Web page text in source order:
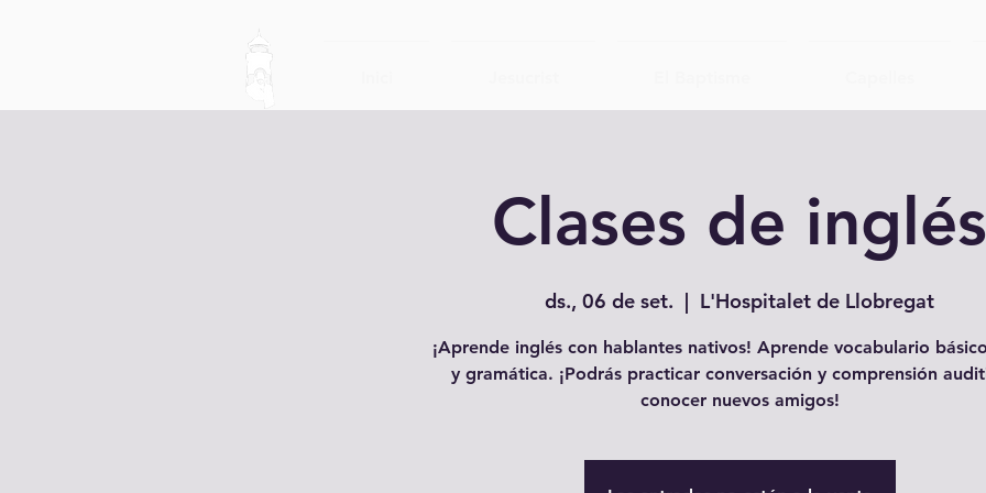
Clases de inglés
ds., 06 de set.
  |
L'Hospitalet de Llobregat
¡Aprende inglés con hablantes nativos! Aprende vocabulario
y gramática. ¡Podrás practicar conversación y comprensión
conocer nuevos amigos!